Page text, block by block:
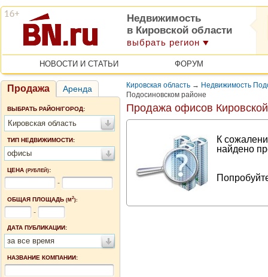
Недвижимость
в Кировской области
выбрать регион
НОВОСТИ И СТАТЬИ ФОРУМ
Продажа Аренда
ВЫБРАТЬ РАЙОН/ГОРОД:
Кировская область
ТИП НЕДВИЖИМОСТИ:
офисы
ЦЕНА (РУБЛЕЙ):
-
ОБЩАЯ ПЛОЩАДЬ (М2):
-
ДАТА ПУБЛИКАЦИИ:
за все время
НАЗВАНИЕ КОМПАНИИ:
Кировская область → Недвижимость
Подосиновском районе
Продажа офисов
К
найдено